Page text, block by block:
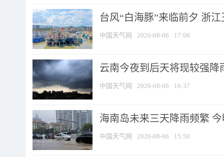
台风“白海豚”来临前夕 浙
中国天气网 2026-08-06 17:06
云南今夜到后天将现较强降
中国天气网 2026-08-06 16:37
海南岛未来三天降雨频繁
中国天气网 2026-08-06 15:50